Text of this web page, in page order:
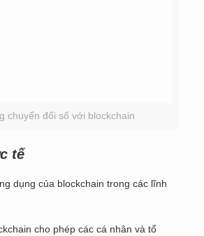
chuyển đổi số với blockchain
tế
dụng của blockchain trong các lĩnh
cho phép các cá nhân và tổ